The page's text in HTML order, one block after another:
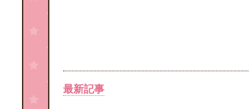
最新記事